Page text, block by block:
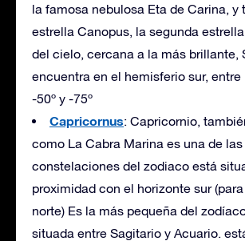
la famosa nebulosa Eta de Carina, y
estrella Canopus, la segunda
del cielo, cercana a la más brillante,
encuentra en el hemisferio sur,
-50º y -75º
Capricornus: Capricornio,
como La Cabra Marina es una de las
constelaciones del zodiaco está
proximidad con el horizonte sur
norte) Es la más pequeña del
situada entre Sagitario y Acuario.